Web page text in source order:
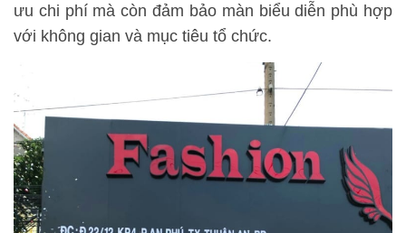
ưu chi phí mà còn đảm bảo màn biểu diễn phù hợp
với không gian và mục tiêu tổ chức.